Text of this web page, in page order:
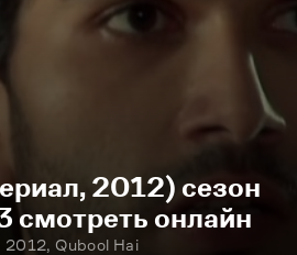
2012) сезон
смотреть онлайн
2012, Qubool Hai